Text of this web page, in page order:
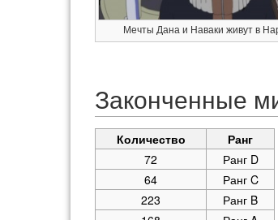
Мечты Дана и Наваки живут в
Законченные
Количество
Ранг
72
Ранг D
64
Ранг C
223
Ранг B